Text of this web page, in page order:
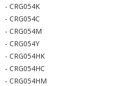
- CRG054K
- CRG054C
- CRG054M
- CRG054Y
- CRG054HK
- CRG054HC
- CRG054HM